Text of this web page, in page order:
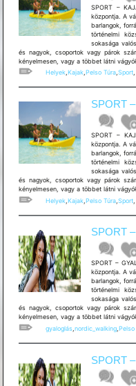
SPORT –
központja. A
barlangok,
történelmi
sokasága
és nagyok, csoportok vagy párok
kényelmesen, vagy a többet látni
Helyek,Kajak,Pelso Túra,Sport,
SPORT
SPORT –
központja. A
barlangok,
történelmi
sokasága
és nagyok, csoportok vagy párok
kényelmesen, vagy a többet látni
Helyek, Kajak, Pelso Túra, Sport,
SPORT
SPORT –
központja. A
barlangok,
történelmi
sokasága
és nagyok, csoportok vagy párok
kényelmesen, vagy a többet látni
gyaloglás, nordic_walking, Pelso
SPORT